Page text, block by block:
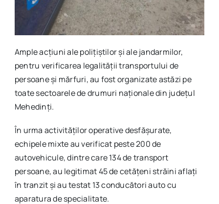
Ample acțiuni ale polițiștilor și ale jandarmilor,
pentru verificarea legalității transportului de
persoane și mărfuri, au fost organizate astăzi pe
toate sectoarele de drumuri naționale din județul
Mehedinți.
În urma activităților operative desfășurate,
echipele mixte au verificat peste 200 de
autovehicule, dintre care 134 de transport
persoane, au legitimat 45 de cetățeni străini aflați
în tranzit și au testat 13 conducători auto cu
aparatura de specialitate.